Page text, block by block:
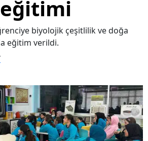
biyolojik çeşitlilik ve doğa
eğitim verildi.